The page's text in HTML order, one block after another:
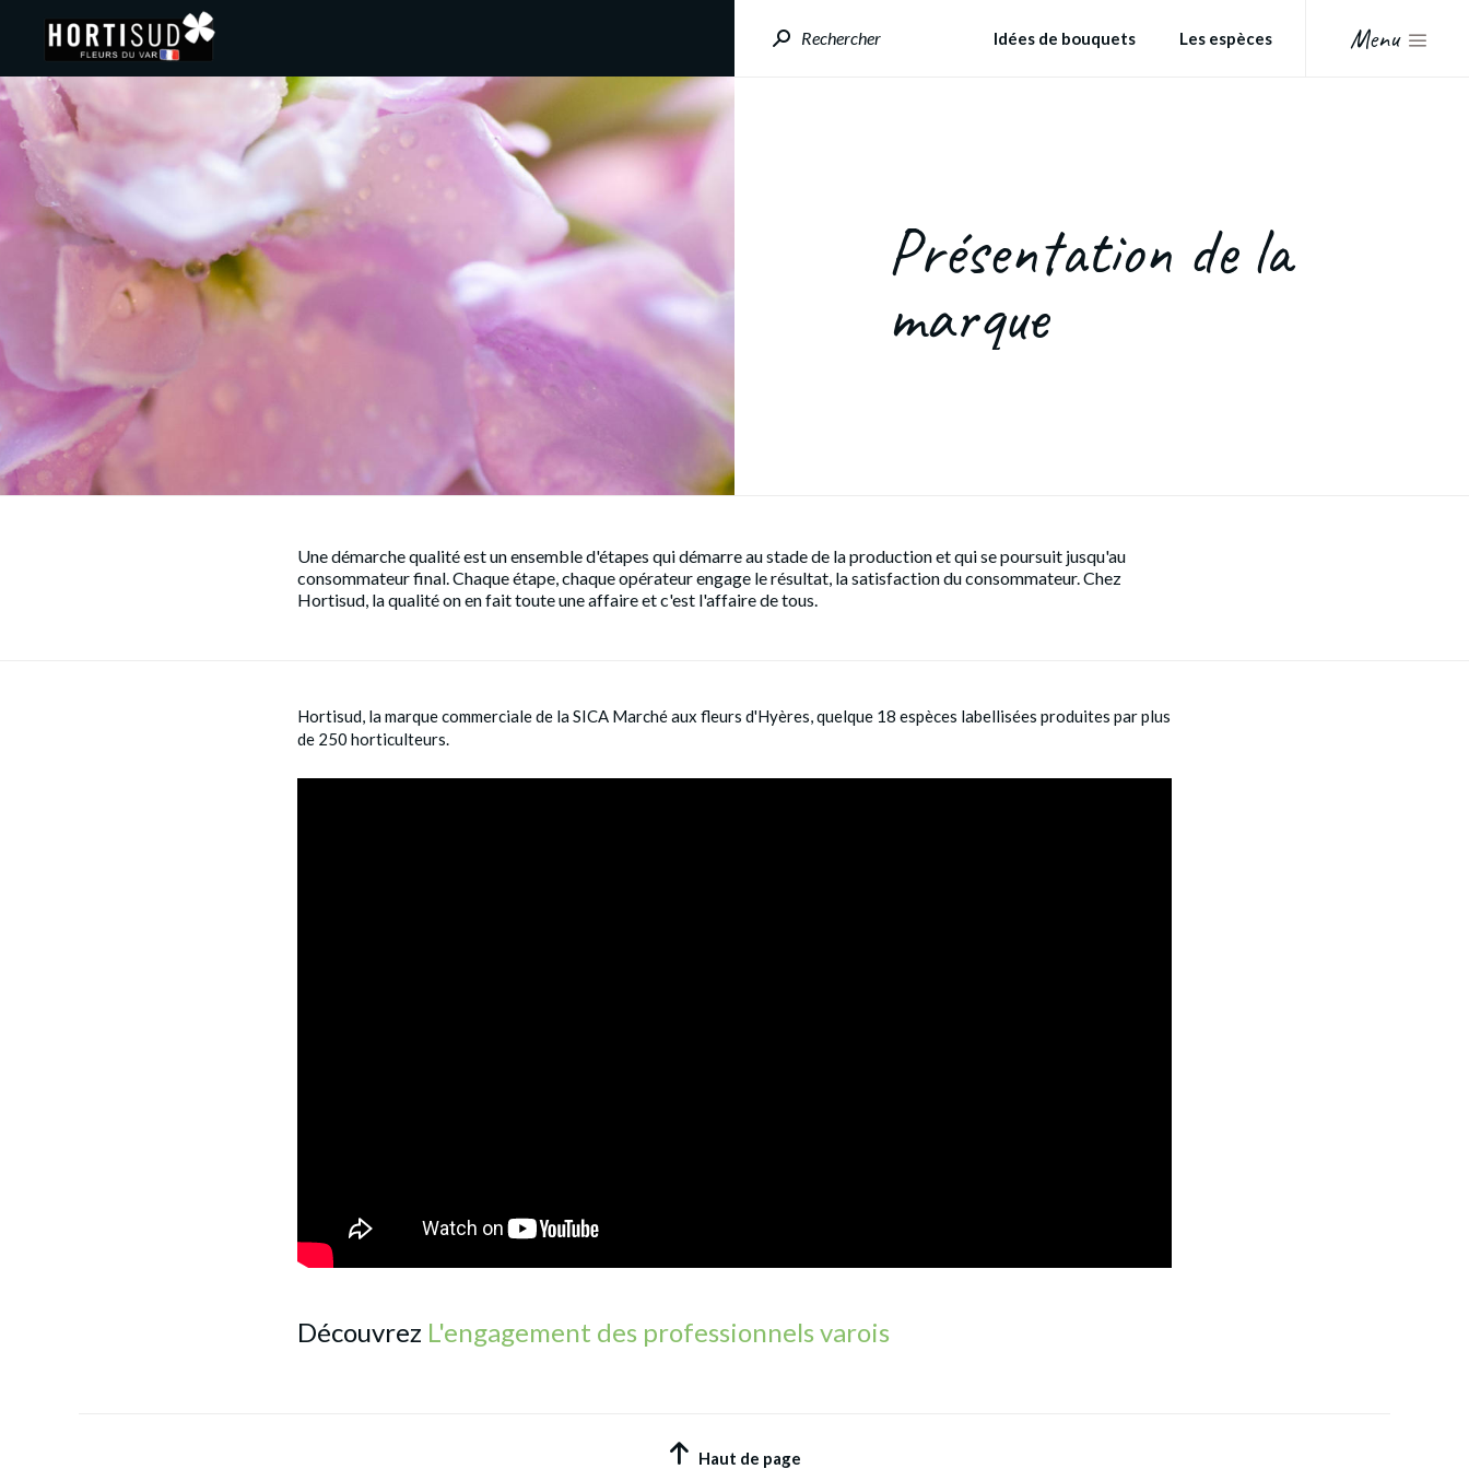
Rechercher Idées de bouquets Les espèces Menu
Présentation de la
marque
Une démarche qualité est un ensemble d'étapes qui démarre au stade de la production et qui se poursuit jusqu'au
consommateur final. Chaque étape, chaque opérateur engage le résultat, la satisfaction du consommateur. Chez
Hortisud, la qualité on en fait toute une affaire et c'est l'affaire de tous.
Hortisud, la marque commerciale de la SICA Marché aux fleurs d'Hyères, quelque 18 espèces labellisées produites par plus
de 250 horticulteurs.
Découvrez L'engagement des professionnels varois
Haut de page
Panneau de gestion des cookies